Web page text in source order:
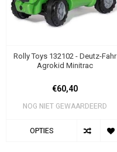
Rolly Toys 132102 - Deutz-Fahr
Agrokid Minitrac
€60,40
NOG NIET GEWAARDEERD
OPTIES